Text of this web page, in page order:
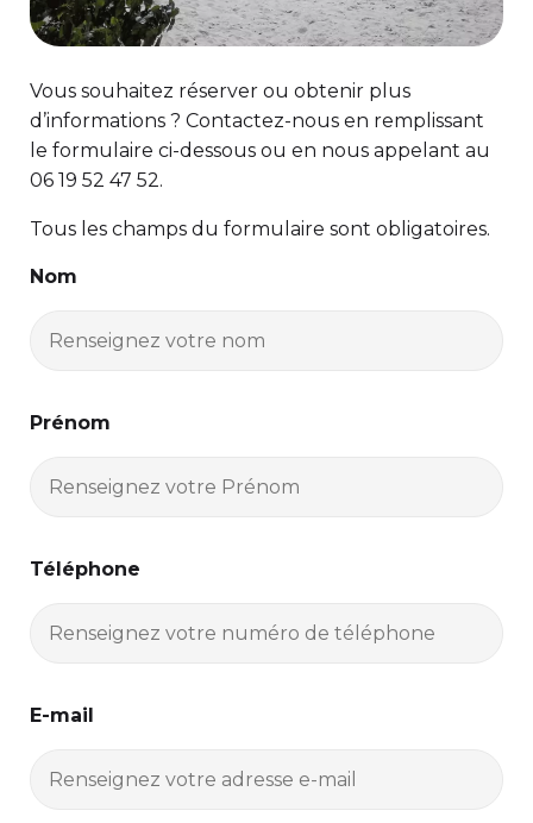
Vous souhaitez réserver ou obtenir plus
d’informations ? Contactez-nous en remplissant
le formulaire ci-dessous ou en nous appelant au
06 19 52 47 52.
Tous les champs du formulaire sont obligatoires.
Nom
Prénom
Téléphone
E-mail